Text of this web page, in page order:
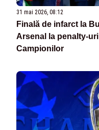
31 mai 2026, 08:12
Finală de infarct la
Arsenal la penalty-
Campionilor